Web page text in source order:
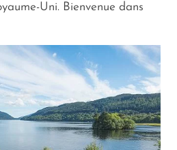
Uni. Bienvenue dans